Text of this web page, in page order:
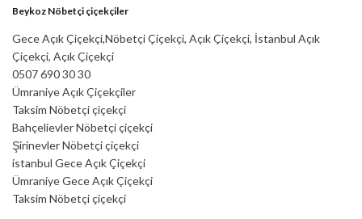
Beykoz Nöbetçi çiçekçiler
Gece Açık Çiçekçi,Nöbetçi Çiçekçi, Açık Çiçekçi, İstanbul Açık
Çiçekçi, Açık Çiçekçi
0507 690 30 30
Ümraniye Açık Çiçekçiler
Taksim Nöbetçi çiçekçi
Bahçelievler Nöbetçi çiçekçi
Şirinevler Nöbetçi çiçekçi
istanbul Gece Açık Çiçekçi
Ümraniye Gece Açık Çiçekçi
Taksim Nöbetçi çiçekçi